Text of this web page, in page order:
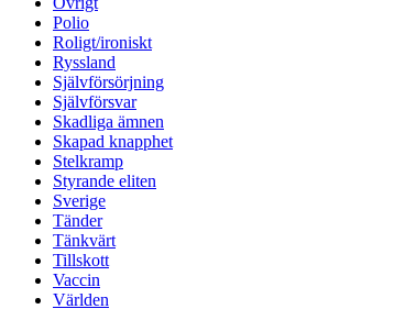
Polio
Roligt/ironiskt
Ryssland
Självförsörjning
Självförsvar
Skadliga ämnen
Skapad knapphet
Stelkramp
Styrande eliten
Sverige
Tänder
Tänkvärt
Tillskott
Vaccin
Världen